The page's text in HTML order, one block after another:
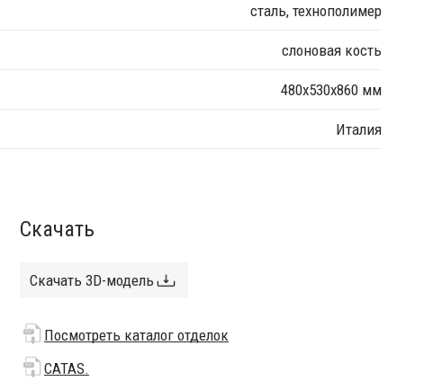
сталь, технополимер
слоновая кость
480х530х860 мм
Италия
Скачать
Скачать 3D-модель
Посмотреть каталог отделок
CATAS.